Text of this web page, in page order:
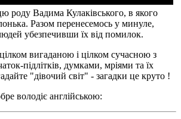
роду Вадима Кулаківського, в якого
Разом перенесемось у минуле,
убезпечивши їх від помилок.
вигаданою і цілком сучасною з
підлітків, думками, мріями та їх
"дівочий світ" - загадки це круто !
володіє англійською: